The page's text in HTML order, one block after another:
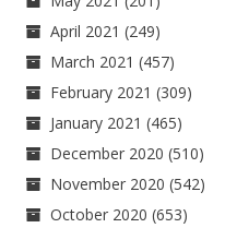
April 2021 (249)
March 2021 (457)
February 2021 (309)
January 2021 (465)
December 2020 (510)
November 2020 (542)
October 2020 (653)